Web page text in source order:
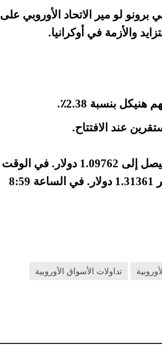
لو مير الاتحاد الأوروبي على
والأزمة في أوكرانيا.
على صعيد تداولات العملات، استقر اليورو مقابل الدولارليصل إلى 1.09762 دولار. في الوقت
نفسه، ارتفع الجنيه الإسترليني بنسبة 0.17٪ ليتداول بسعر 1.31361 دولار. في الساعة 8:59
تداولات الأسواق الأوروبية